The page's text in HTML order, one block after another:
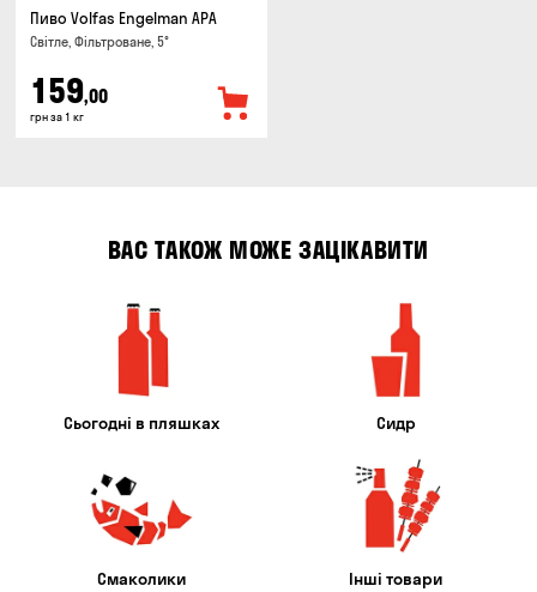
Пиво Volfas Engelman APA
Світле, Фільтроване, 5°
159,00
грн за 1 кг
ВАС ТАКОЖ МОЖЕ ЗАЦІКАВИТИ
Сьогодні в пляшках Сидр
Смаколики Інші товари